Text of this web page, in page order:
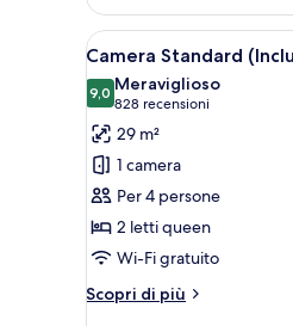
Apri
tutte
le
foto
per
Camera
Standard
(Includes
Early
Park
5
Camera Standard
9,09,0 su 10
Meraviglioso
828 recensioni
(828
recensioni)
29 m²
1 camera
Per 4 persone
2 letti queen
Wi-Fi gratuito
Scopri di più
Altri